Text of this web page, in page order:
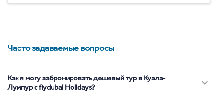
Часто задаваемые вопросы
Как я могу забронировать дешевый тур в Куала-
Лумпур с flydubai Holidays?